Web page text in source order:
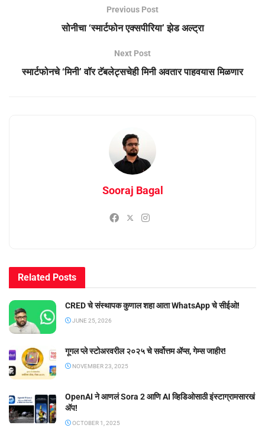
Previous Post
सोनीचा ‘स्मार्टफोन एक्सपीरिया’ झेड अल्ट्रा
Next Post
स्मार्टफोनचे ‘मिनी’ वॉर टॅबलेट्सचेही मिनी अवतार पाहवयास मिळणार
Sooraj Bagal
Related Posts
CRED चे संस्थापक कुणाल शहा आता WhatsApp चे सीईओ!
JUNE 25, 2026
गूगल प्ले स्टोअरवरील २०२५ चे सर्वोत्तम ॲप्स, गेम्स जाहीर!
NOVEMBER 23, 2025
OpenAI ने आणलं Sora 2 आणि AI व्हिडिओसाठी इंस्टाग्रामसारखं
अ‍ॅप!
OCTOBER 1, 2025